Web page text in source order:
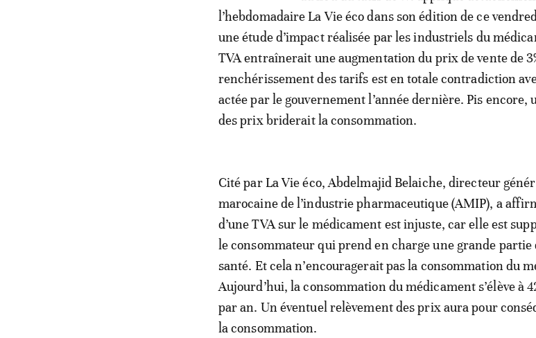
l’hebdomadaire La Vie éco dans son édition de ce
une étude d’impact réalisée par les industriels du
TVA entraînerait une augmentation du prix de vente de
renchérissement des tarifs est en totale contradiction
actée par le gouvernement l’année dernière. Pis encore,
des prix briderait la consommation.
Cité par La Vie éco, Abdelmajid Belaiche, directeur
marocaine de l’industrie pharmaceutique (AMIP), a
d’une TVA sur le médicament est injuste, car elle est
le consommateur qui prend en charge une grande partie
santé. Et cela n’encouragerait pas la consommation du
Aujourd’hui, la consommation du médicament s’élève à
par an. Un éventuel relèvement des prix aura pour
la consommation.